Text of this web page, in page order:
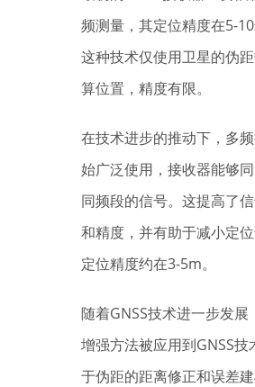
频测量，其定位精度在5-10
这种技术仅使用卫星的伪
算位置，精度有限。
在技术进步的推动下，多
始广泛使用，接收器能够
同频段的信号。这提高了
和精度，并有助于减小定
定位精度约在3-5m。
随着GNSS技术进一步发展
增强方法被应用到GNSS技
于伪距的距离修正和误差